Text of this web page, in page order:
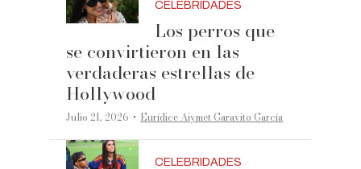
CELEBRIDADES
Los perros que
se convirtieron en las
verdaderas estrellas de
Hollywood
Julio 21, 2026 ·Eurídice Aiymet Garavito García
CELEBRIDADES